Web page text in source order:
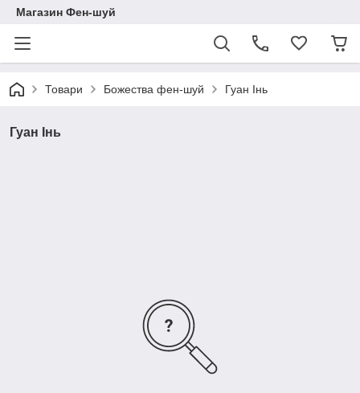
Магазин Фен-шуй
Товари Божества фен-шуй Гуан Інь
Гуан Інь